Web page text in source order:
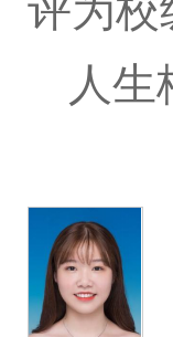
评为校
人生